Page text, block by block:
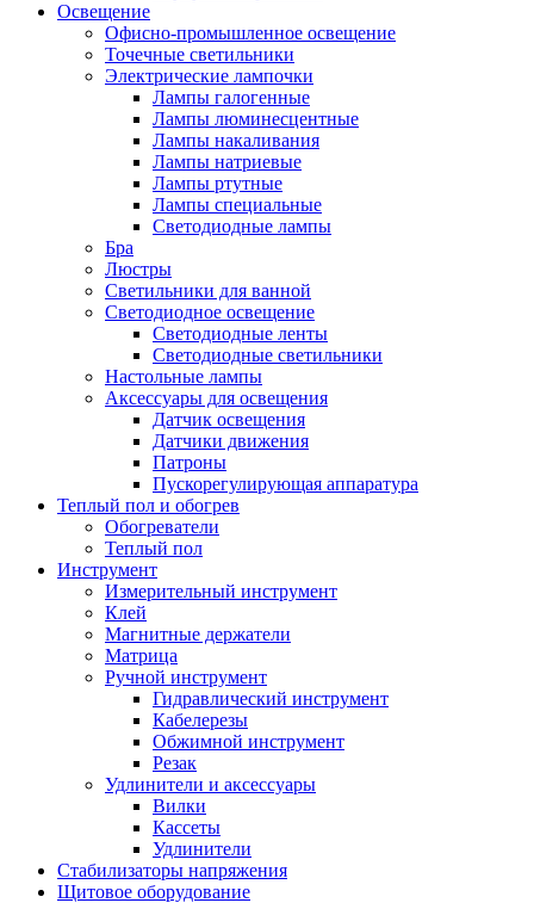
Освещение
Офисно-промышленное освещение
Точечные светильники
Электрические лампочки
Лампы галогенные
Лампы люминесцентные
Лампы накаливания
Лампы натриевые
Лампы ртутные
Лампы специальные
Светодиодные лампы
Бра
Люстры
Светильники для ванной
Светодиодное освещение
Светодиодные ленты
Светодиодные светильники
Настольные лампы
Аксессуары для освещения
Датчик освещения
Датчики движения
Патроны
Пускорегулирующая аппаратура
Теплый пол и обогрев
Обогреватели
Теплый пол
Инструмент
Измерительный инструмент
Клей
Магнитные держатели
Матрица
Ручной инструмент
Гидравлический инструмент
Кабелерезы
Обжимной инструмент
Резак
Удлинители и аксессуары
Вилки
Кассеты
Удлинители
Стабилизаторы напряжения
Щитовое оборудование